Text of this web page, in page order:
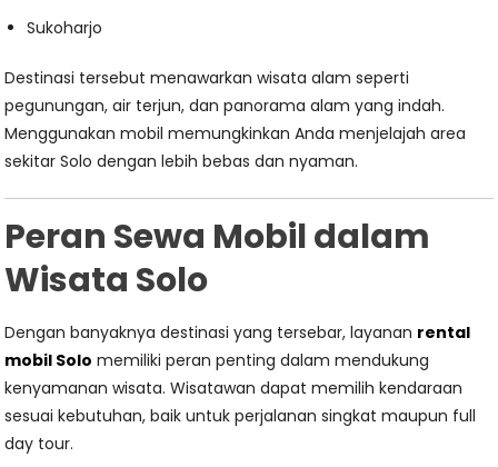
Sukoharjo
Destinasi tersebut menawarkan wisata alam seperti
pegunungan, air terjun, dan panorama alam yang indah.
Menggunakan mobil memungkinkan Anda menjelajah area
sekitar Solo dengan lebih bebas dan nyaman.
Peran Sewa Mobil dalam
Wisata Solo
Dengan banyaknya destinasi yang tersebar, layanan rental
mobil Solo memiliki peran penting dalam mendukung
kenyamanan wisata. Wisatawan dapat memilih kendaraan
sesuai kebutuhan, baik untuk perjalanan singkat maupun full
day tour.